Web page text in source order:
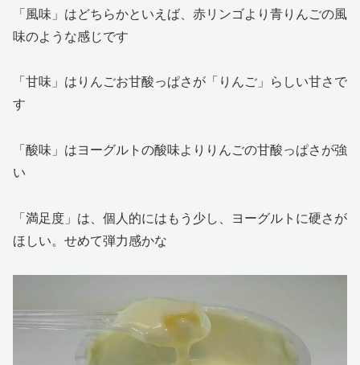
「風味」はどちらかといえば、赤リンゴより青りんごの風
味のような感じです
「甘味」はりんごお甘酸っぱさが「りんご」らしい甘さで
す
「酸味」はヨーグルトの酸味よりりんごの甘酸っぱさが強
い
「満足度」は、個人的にはもう少し、ヨーグルトに硬さが
ほしい。せめて弾力感かな